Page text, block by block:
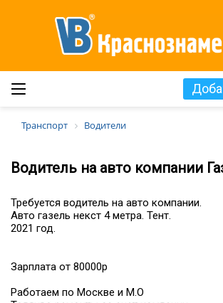
Транспорт Водители
Водитель на авто компании
Требуется водитель на авто компании.
Авто газель некст 4 метра. Тент.
2021 год.
Зарплата от 80000р
Работаем по Москве и М.О